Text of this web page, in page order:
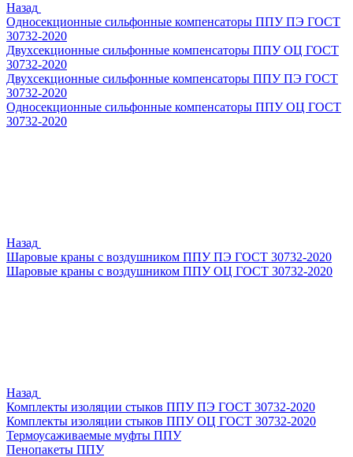
Назад
Односекционные сильфонные компенсаторы ППУ ПЭ ГОСТ
30732-2020
Двухсекционные сильфонные компенсаторы ППУ ОЦ ГОСТ
30732-2020
Двухсекционные сильфонные компенсаторы ППУ ПЭ ГОСТ
30732-2020
Односекционные сильфонные компенсаторы ППУ ОЦ ГОСТ
30732-2020
Назад
Шаровые краны с воздушником ППУ ПЭ ГОСТ 30732-2020
Шаровые краны с воздушником ППУ ОЦ ГОСТ 30732-2020
Назад
Комплекты изоляции стыков ППУ ПЭ ГОСТ 30732-2020
Комплекты изоляции стыков ППУ ОЦ ГОСТ 30732-2020
Термоусаживаемые муфты ППУ
Пенопакеты ППУ